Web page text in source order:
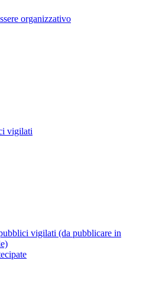
organizzativo
vigilati
vigilati (da pubblicare in